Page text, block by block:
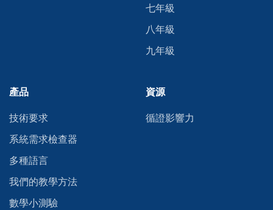
七年級
八年級
九年級
產品
技術要求
系統需求檢查器
多種語言
我們的教學方法
數學小測驗
資源
循證影響力